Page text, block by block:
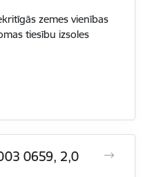
zemes vienības
tiesību izsoles
0659, 2,0